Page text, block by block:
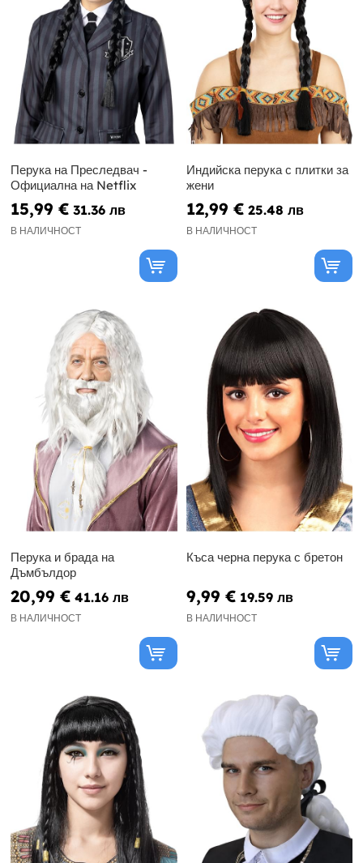
Перука на Преследвач -
Официална на Netflix
15,99 € 31.36 лв
В НАЛИЧНОСТ
Индийска перука с плитки за
жени
12,99 € 25.48 лв
В НАЛИЧНОСТ
Перука и брада на
Дъмбълдор
20,99 € 41.16 лв
В НАЛИЧНОСТ
Къса черна перука с бретон
9,99 € 19.59 лв
В НАЛИЧНОСТ